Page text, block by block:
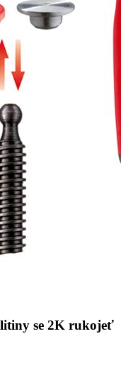
litiny se 2K rukojeť